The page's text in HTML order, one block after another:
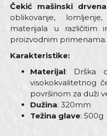
Čekić mašinski
oblikovanje,
materijala u različitim
proizvodnim
Karakteristike:
Materijal: Drška
visokokvalitetnog
površinom za duži
Dužina: 320mm
Težina glave: 500g